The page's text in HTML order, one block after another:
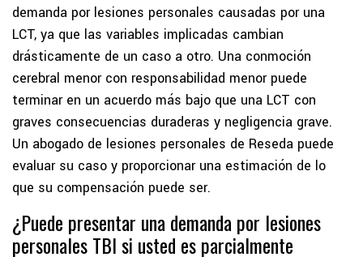
demanda por lesiones personales causadas por una
LCT, ya que las variables implicadas cambian
drásticamente de un caso a otro. Una conmoción
cerebral menor con responsabilidad menor puede
terminar en un acuerdo más bajo que una LCT con
graves consecuencias duraderas y negligencia grave.
Un abogado de lesiones personales de Reseda puede
evaluar su caso y proporcionar una estimación de lo
que su compensación puede ser.
¿Puede presentar una demanda por lesiones
personales TBI si usted es parcialmente